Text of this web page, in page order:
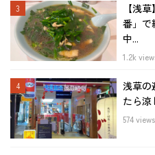
【浅
番」で
中...
1.2k
浅草の
たら涼
574 views